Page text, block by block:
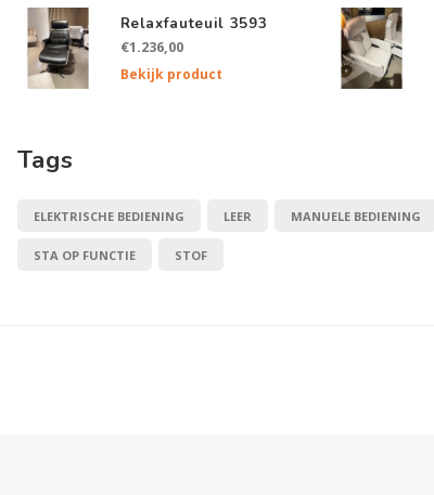
Relaxfauteuil 3593
€1.236,00
Bekijk product
Tags
ELEKTRISCHE BEDIENING LEER MANUELE BEDIENING
STA OP FUNCTIE STOF